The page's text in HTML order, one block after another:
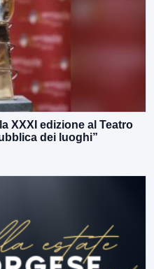
XXXI edizione al Teatro
dei luoghi”